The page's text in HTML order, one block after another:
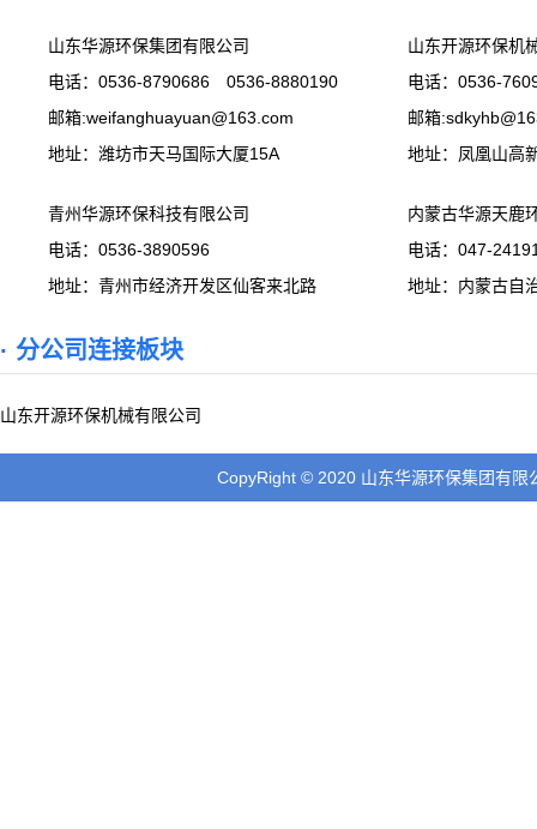
山东华源环保集团有限公司
电话：0536-8790686 0536-8880190
邮箱:weifanghuayuan@163.com
地址：潍坊市天马国际大厦15A
山东开源环保机
电话：0536-
邮箱
地址：凤凰山高
青州华源环保科技有限公司
电话：0536-3890596
地址：青州市经济开发区仙客来北路
内蒙古华源天鹿
电话：047-
地址：内蒙古自
· 分公司连接板块
山东开源环保机械有限公司
CopyRight © 2020 山东华源环保集团有